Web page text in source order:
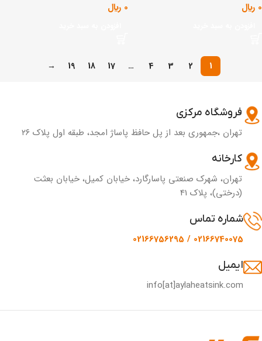
0 ﷼
0 ﷼
1
2
3
4
…
17
18
19
→
فروشگاه مرکزی
تهران ،جمهوری بعد از پل حافظ پاساژ امجد، طبقه اول پلاک ۲۶
کارخانه
تهران، شهرک صنعتی پاسارگارد، خیابان کمیل، خیابان بعثت
(درختی)، پلاک 41
شماره تماس
02166740075 / 02166756295
ایمیل
info[at]aylaheatsink.com